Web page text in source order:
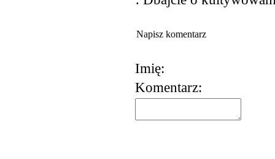
Napisz komentarz
Imię:
Komentarz: